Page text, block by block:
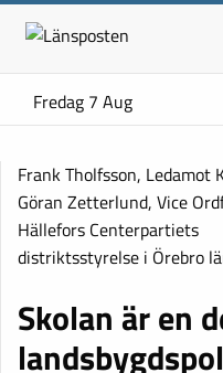
Fredag 7 Aug
Frank Tholfsson, Ledamot
Göran Zetterlund, Vice
Hällefors Centerpartiets
distriktsstyrelse i Örebro
Skolan är en